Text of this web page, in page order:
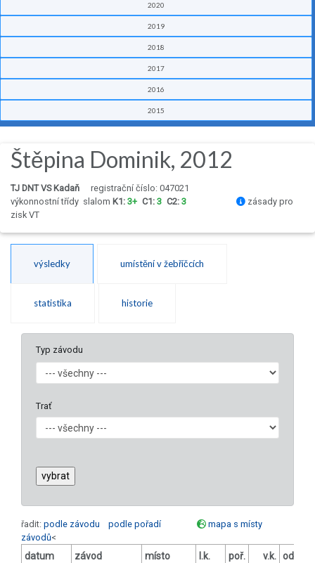
2020
2019
2018
2017
2016
2015
Štěpina Dominik, 2012
TJ DNT VS Kadaň
registrační číslo: 047021
výkonnostní třídy slalom K1: 3+ C1: 3 C2: 3
zásady pro
zisk VT
výsledky umístění v žebříčcích
statistika historie
Typ závodu
Trať
řadit: podle závodu podle pořadí
mapa s místy
závodů<
datum závod místo l.k. poř. v.k. odstup